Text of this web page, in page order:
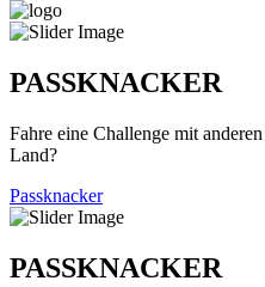
PASSKNACKER
Fahre eine Challenge mit
Land?
Passknacker
PASSKNACKER